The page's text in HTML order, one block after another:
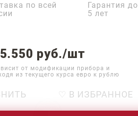
по всей
Гарантия до
5 лет
руб./шт
от модификации прибора и
из текущего курса евро к рублю
♡ В ИЗБРАННОЕ